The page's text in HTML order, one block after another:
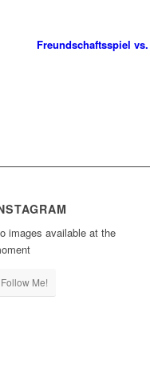
Freundschaftsspiel
images available at the
Follow Me!